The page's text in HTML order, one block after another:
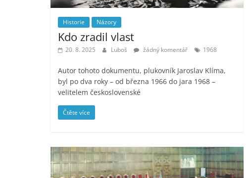
Historie Názory
Kdo zradil vlast
20. 8. 2025 Luboš žádný komentář 1968
Autor tohoto dokumentu, plukovník Jaroslav Klíma,
byl po dva roky – od března 1966 do jara 1968 –
velitelem československé
Čtěte více